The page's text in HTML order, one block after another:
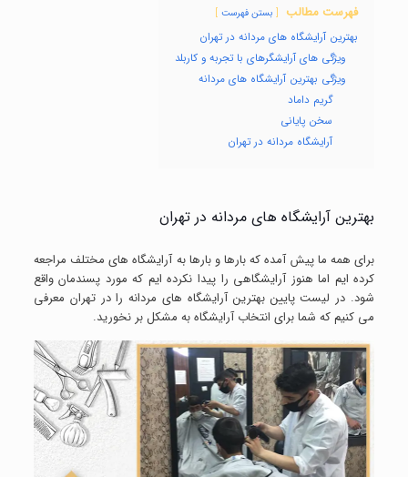
فهرست مطالب بستن فهرست
بهترین آرایشگاه های مردانه در تهران
ویژگی های آرایشگرهای با تجربه و کاربلد
ویژگی بهترین آرایشگاه های مردانه
گریم داماد
سخن پایانی
آرایشگاه مردانه در تهران
بهترین آرایشگاه های مردانه در تهران
برای همه ما پیش آمده که بارها و بارها به آرایشگاه های مختلف مراجعه
کرده ایم اما هنوز آرایشگاهی را پیدا نکرده ایم که مورد پسندمان واقع
شود. در لیست پایین بهترین آرایشگاه های مردانه را در تهران معرفی
می کنیم که شما برای انتخاب آرایشگاه به مشکل بر نخورید.